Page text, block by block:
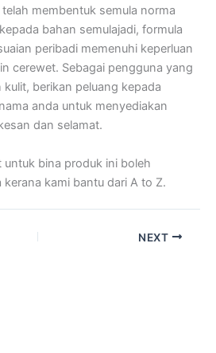
membentuk semula norma
bahan semulajadi, formula
peribadi memenuhi keperluan
cerewet. Sebagai pengguna yang
berikan peluang kepada
anda untuk menyediakan
dan selamat.
untuk bina produk ini boleh
kami bantu dari A to Z.
NEXT